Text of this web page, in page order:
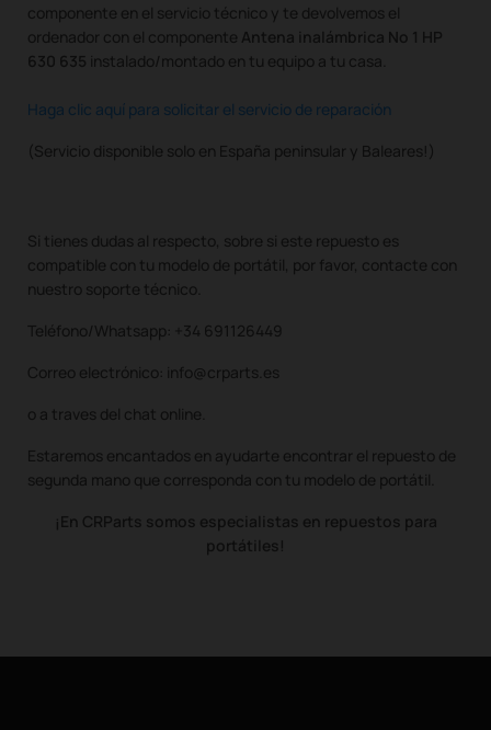
componente en el servicio técnico y te devolvemos el
ordenador con el componente Antena inalámbrica No 1 HP
630 635 instalado/montado en tu equipo a tu casa.
Haga clic aquí para solicitar el servicio de reparación
(Servicio disponible solo en España peninsular y Baleares!)
Si tienes dudas al respecto, sobre si este repuesto es
compatible con tu modelo de portátil, por favor, contacte con
nuestro soporte técnico.
Teléfono/Whatsapp: +34 691126449
Correo electrónico: info@crparts.es
o a traves del chat online.
Estaremos encantados en ayudarte encontrar el repuesto de
segunda mano que corresponda con tu modelo de portátil.
¡En CRParts somos especialistas en repuestos para
portátiles!